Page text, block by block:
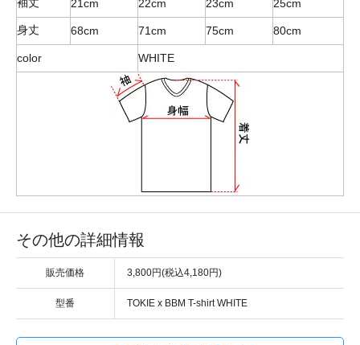
21cm 22cm 23cm 25cm
身丈 68cm 71cm 75cm 80cm
color WHITE
その他の詳細情報
販売価格 3,800円(税込4,180円)
型番 TOKIE x BBM T-shirt WHITE